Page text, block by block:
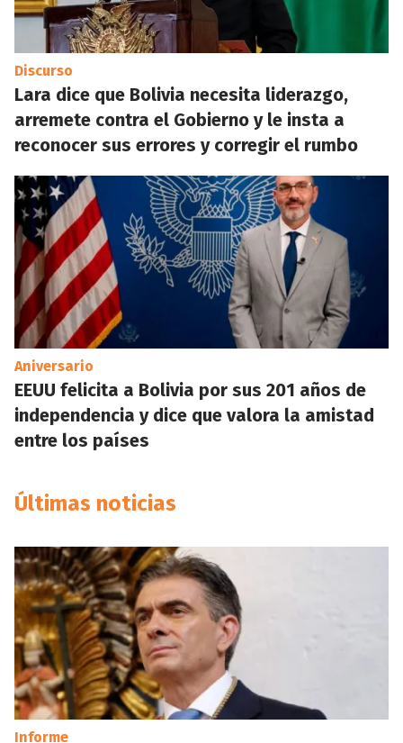
Discurso
Lara dice que Bolivia necesita liderazgo,
arremete contra el Gobierno y le insta a
reconocer sus errores y corregir el rumbo
Aniversario
EEUU felicita a Bolivia por sus 201 años de
independencia y dice que valora la amistad
entre los países
Últimas noticias
Informe